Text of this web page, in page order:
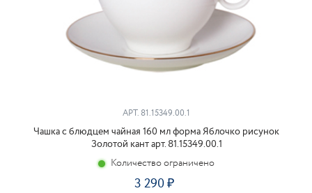
АРТ. 81.15349.00.1
Чашка с блюдцем чайная 160 мл форма Яблочко рисунок
Золотой кант арт. 81.15349.00.1
Количество ограничено
3 290